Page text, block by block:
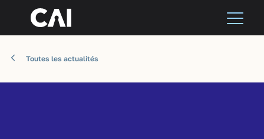
Toutes les actualités